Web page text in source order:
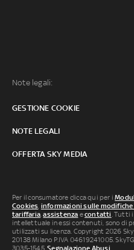
Note legali:
GESTIONE COOKIE
NOTE LEGALI
OFFERTA SKY MEDIA
Per il consumatore clicca qui per i
Cookies, informazioni sulle
tariffaria,assistenza econtatti. Tutti
intellettuale in essi contenuti, sono di
utilizzati su licenza. Copyright 2026
20138 Milano P.IVA 04619241005.
3035-1545.Segnalazione Abusi